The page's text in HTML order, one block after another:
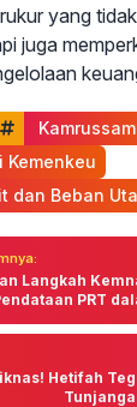
yang
juga
Kemenkeu
dan Beban
Langkah
PRT
Hetifah